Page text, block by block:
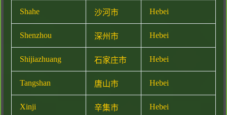
Shahe 沙河市 Hebei
Shenzhou 深州市 Hebei
Shijiazhuang 石家庄市 Hebei
Tangshan 唐山市 Hebei
Xinji 辛集市 Hebei